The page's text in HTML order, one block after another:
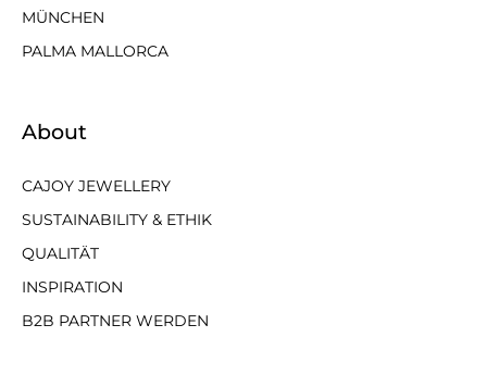
MÜNCHEN
PALMA MALLORCA
About
CAJOY JEWELLERY
SUSTAINABILITY & ETHIK
QUALITÄT
INSPIRATION
B2B PARTNER WERDEN